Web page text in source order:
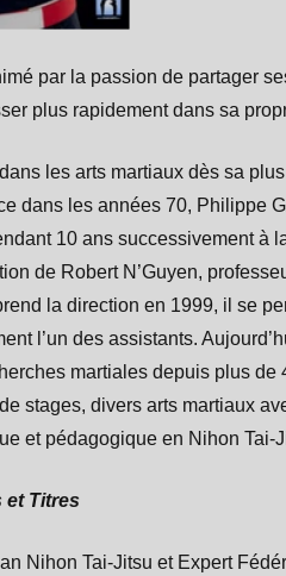
par la passion de partager
plus rapidement dans sa
les arts martiaux dès sa
dans les années 70, Philippe
10 ans successivement à
de Robert N’Guyen,
la direction en 1999, il se
l’un des assistants.
martiales depuis plus de
stages, divers arts martiaux
et pédagogique en Nihon Tai-
et Titres
Nihon Tai-Jitsu et Expert